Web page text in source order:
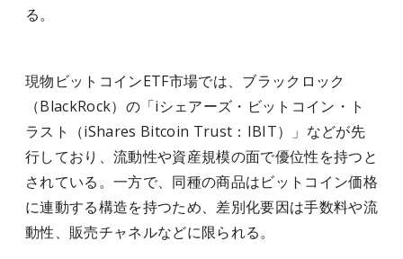
る。
現物ビットコインETF市場では、ブラックロック
（BlackRock）の「iシェアーズ・ビットコイン・ト
ラスト（iShares Bitcoin Trust：IBIT）」などが先
行しており、流動性や資産規模の面で優位性を持つと
されている。一方で、同種の商品はビットコイン価格
に連動する構造を持つため、差別化要因は手数料や流
動性、販売チャネルなどに限られる。